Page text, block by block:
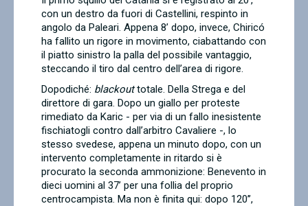
con un destro da fuori di Castellini, respinto in
angolo da Paleari. Appena 8’ dopo, invece, Chiricó
ha fallito un rigore in movimento, ciabattando con
il piatto sinistro la palla del possibile vantaggio,
steccando il tiro dal centro dell’area di rigore.
Dopodiché: blackouttotale. Della Strega e del
direttore di gara. Dopo un giallo per proteste
rimediato da Karic - per via di un fallo inesistente
fischiatogli contro dall’arbitro Cavaliere -, lo
stesso svedese, appena un minuto dopo, con un
intervento completamente in ritardo si è
procurato la seconda ammonizione: Benevento in
dieci uomini al 37’ per una follia del proprio
centrocampista. Ma non è finita qui: dopo 120’’,